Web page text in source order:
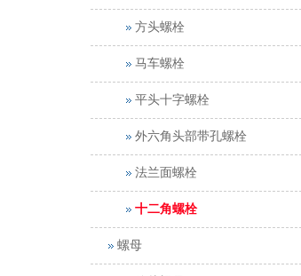
方头螺栓
马车螺栓
平头十字螺栓
外六角头部带孔螺栓
法兰面螺栓
十二角螺栓
螺母